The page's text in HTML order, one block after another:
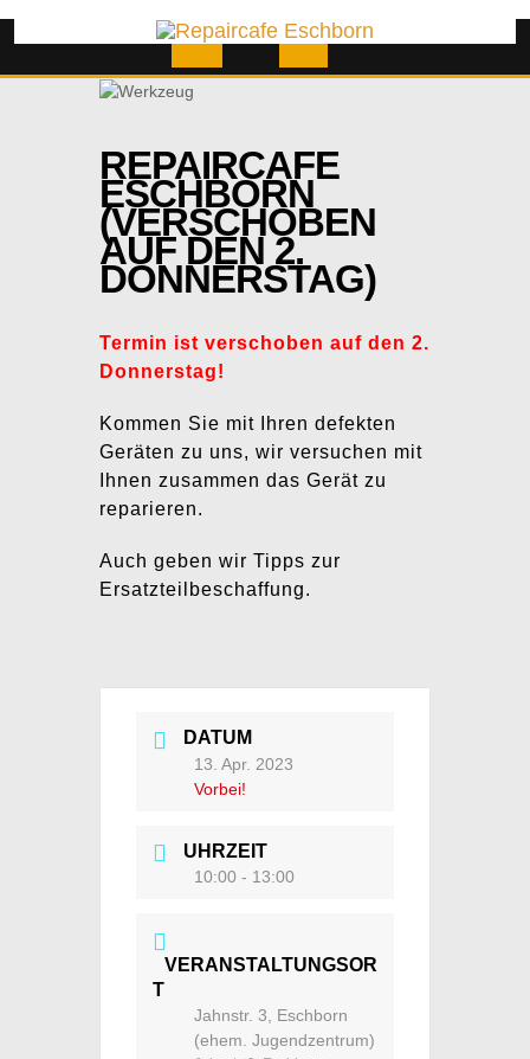
Button
REPAIRCAFE
ESCHBORN
(VERSCHOBEN
AUF DEN 2.
DONNERSTAG)
Termin ist verschoben auf den 2.
Donnerstag!
Kommen Sie mit Ihren defekten
Geräten zu uns, wir versuchen mit
Ihnen zusammen das Gerät zu
reparieren.
Auch geben wir Tipps zur
Ersatzteilbeschaffung.
DATUM
13. Apr. 2023
Vorbei!
UHRZEIT
10:00 - 13:00
VERANSTALTUNGSOR
T
Jahnstr. 3, Eschborn
(ehem. Jugendzentrum)